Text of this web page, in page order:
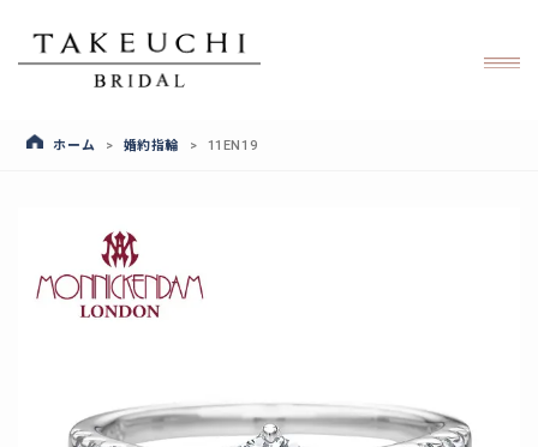
ホーム > 婚約指輪 > 11EN19